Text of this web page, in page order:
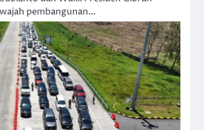
pembangunan…